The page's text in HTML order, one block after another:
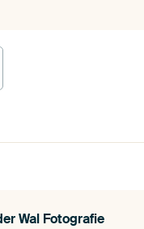
Wal Fotografie